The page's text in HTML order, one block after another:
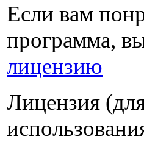
Если вам
программа,
лицензию
Лицензия